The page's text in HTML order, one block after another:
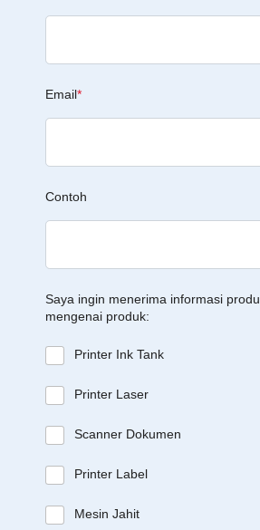
Email*
Contoh
Saya ingin menerima informasi
mengenai produk:
Printer Ink Tank
Printer Laser
Scanner Dokumen
Printer Label
Mesin Jahit